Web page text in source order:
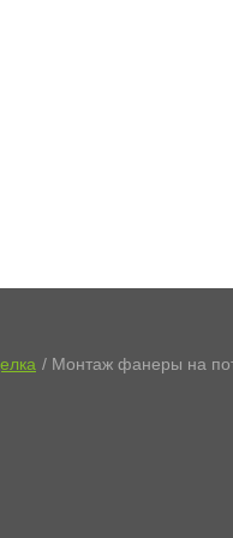
Монтаж фанеры на